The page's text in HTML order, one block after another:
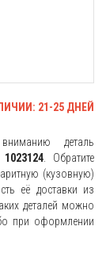
21-25 ДНЕЙ
деталь
1023124 . Обратите
(кузовную)
её доставки из
деталей можно
при оформлении